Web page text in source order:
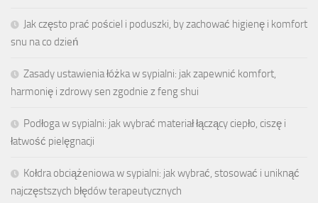
Jak często prać pościel i poduszki, by zachować higienę i komfort
snu na co dzień
Zasady ustawienia łóżka w sypialni: jak zapewnić komfort,
harmonię i zdrowy sen zgodnie z feng shui
Podłoga w sypialni: jak wybrać materiał łączący ciepło, ciszę i
łatwość pielęgnacji
Kołdra obciążeniowa w sypialni: jak wybrać, stosować i uniknąć
najczęstszych błędów terapeutycznych